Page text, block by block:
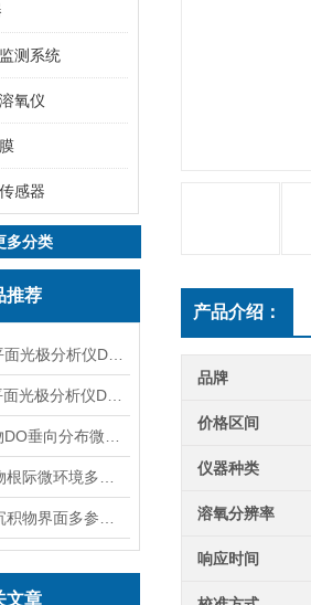
测系统
氧仪
感器
多分类
推荐
文章
产品介绍：
品牌
价格区间
仪器种类
溶氧分辨率
响应时间